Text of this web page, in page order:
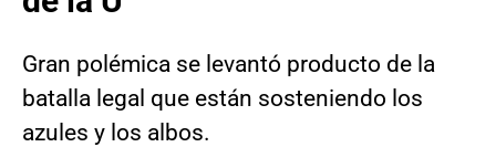
Gran polémica se levantó producto de la
batalla legal que están sosteniendo los
azules y los albos.